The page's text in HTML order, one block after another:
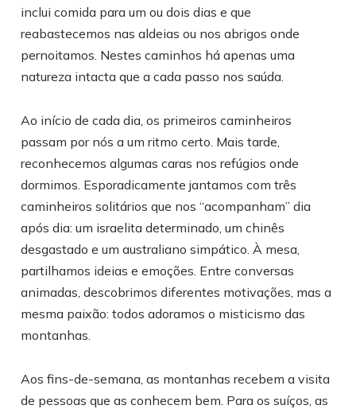
inclui comida para um ou dois dias e que
reabastecemos nas aldeias ou nos abrigos onde
pernoitamos. Nestes caminhos há apenas uma
natureza intacta que a cada passo nos saúda.
Ao início de cada dia, os primeiros caminheiros
passam por nós a um ritmo certo. Mais tarde,
reconhecemos algumas caras nos refúgios onde
dormimos. Esporadicamente jantamos com três
caminheiros solitários que nos “acompanham” dia
após dia: um israelita determinado, um chinês
desgastado e um australiano simpático. À mesa,
partilhamos ideias e emoções. Entre conversas
animadas, descobrimos diferentes motivações, mas a
mesma paixão: todos adoramos o misticismo das
montanhas.
Aos fins-de-semana, as montanhas recebem a visita
de pessoas que as conhecem bem. Para os suíços, as